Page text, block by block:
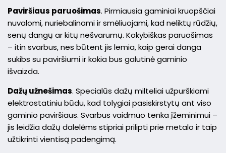
Paviršiaus paruošimas. Pirmiausia gaminiai kruopščiai
nuvalomi, nuriebalinami ir smėliuojami, kad neliktų rūdžių,
senų dangų ar kitų nešvarumų. Kokybiškas paruošimas
– itin svarbus, nes būtent jis lemia, kaip gerai danga
sukibs su paviršiumi ir kokia bus galutinė gaminio
išvaizda.
Dažų užnešimas. Specialūs dažų milteliai užpurškiami
elektrostatiniu būdu, kad tolygiai pasiskirstytų ant viso
gaminio paviršiaus. Svarbus vaidmuo tenka įžeminimui –
jis leidžia dažų dalelėms stipriai prilipti prie metalo ir taip
užtikrinti vientisą padengimą.